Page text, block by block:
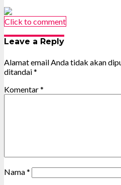
Click to comment
Leave a Reply
Alamat email Anda tidak akan
ditandai*
Komentar*
Nama*